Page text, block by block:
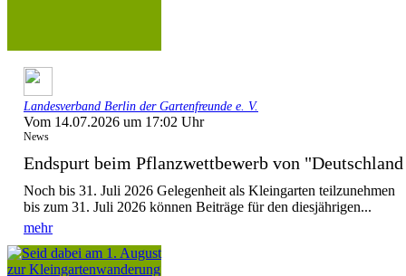
Landesverband Berlin der Gartenfreunde e. V.
Vom 14.07.2026 um 17:02 Uhr
News
Endspurt beim Pflanzwettbewerb von
Noch bis 31. Juli 2026 Gelegenheit als Kleingarten
bis zum 31. Juli 2026 können Beiträge für den diesjährigen...
mehr